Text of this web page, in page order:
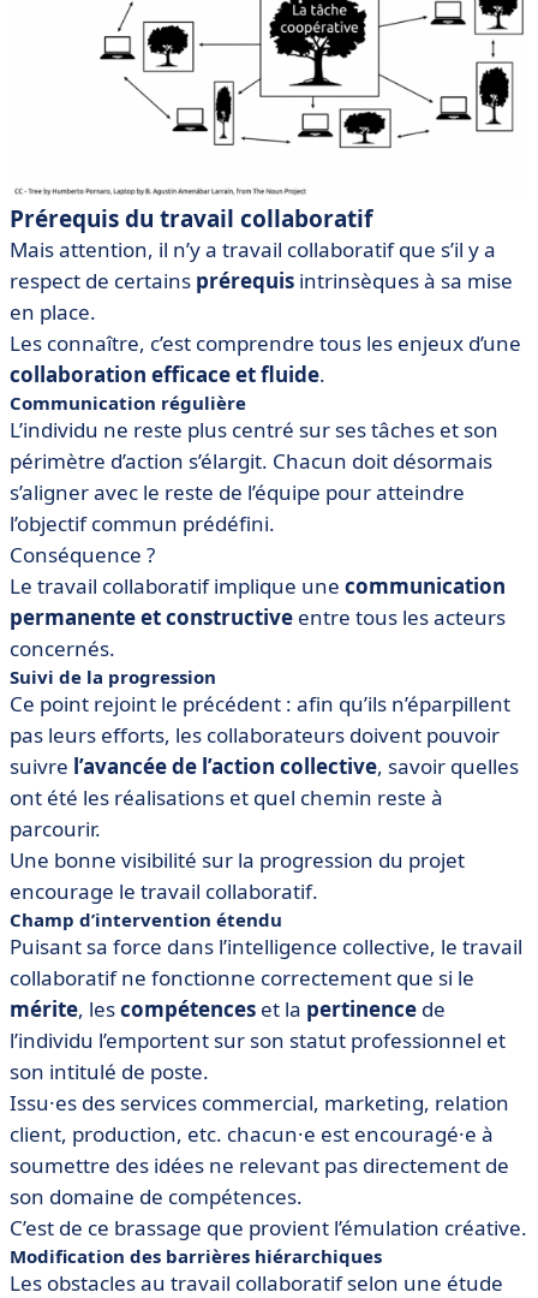
Prérequis du travail collaboratif
Mais attention, il n’y a travail collaboratif que s’il y a
respect de certains prérequis intrinsèques à sa mise
en place.
Les connaître, c’est comprendre tous les enjeux d’une
collaboration efficace et fluide.
Communication régulière
L’individu ne reste plus centré sur ses tâches et son
périmètre d’action s’élargit. Chacun doit désormais
s’aligner avec le reste de l’équipe pour atteindre
l’objectif commun prédéfini.
Conséquence ?
Le travail collaboratif implique une communication
permanente et constructive entre tous les acteurs
concernés.
Suivi de la progression
Ce point rejoint le précédent : afin qu’ils n’éparpillent
pas leurs efforts, les collaborateurs doivent pouvoir
suivre l’avancée de l’action collective, savoir quelles
ont été les réalisations et quel chemin reste à
parcourir.
Une bonne visibilité sur la progression du projet
encourage le travail collaboratif.
Champ d’intervention étendu
Puisant sa force dans l’intelligence collective, le travail
collaboratif ne fonctionne correctement que si le
mérite, lescompétences et la pertinence de
l’individu l’emportent sur son statut professionnel et
son intitulé de poste.
Issu·es des services commercial, marketing, relation
client, production, etc. chacun·e est encouragé·e à
soumettre des idées ne relevant pas directement de
son domaine de compétences.
C’est de ce brassage que provient l’émulation créative.
Modification des barrières hiérarchiques
Les obstacles au travail collaboratif selon une étude